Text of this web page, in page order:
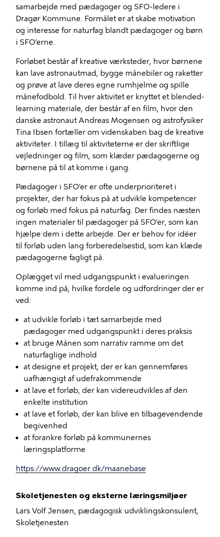
samarbejde med pædagoger og SFO-ledere i
Dragør Kommune. Formålet er at skabe motivation
og interesse for naturfag blandt pædagoger og børn
i SFO’erne.
Forløbet består af kreative værksteder, hvor børnene
kan lave astronautmad, bygge månebiler og raketter
og prøve at lave deres egne rumhjelme og spille
månefodbold. Til hver aktivitet er knyttet et blended-
learning materiale, der består af en film, hvor den
danske astronaut Andreas Mogensen og astrofysiker
Tina Ibsen fortæller om videnskaben bag de kreative
aktiviteter. I tillæg til aktiviteterne er der skriftlige
vejledninger og film, som klæder pædagogerne og
børnene på til at komme i gang.
Pædagoger i SFO’er er ofte underprioriteret i
projekter, der har fokus på at udvikle kompetencer
og forløb med fokus på naturfag. Der findes næsten
ingen materialer til pædagoger på SFO’er, som kan
hjælpe dem i dette arbejde. Der er behov for idéer
til forløb uden lang forberedelsestid, som kan klæde
pædagogerne fagligt på.
Oplægget vil med udgangspunkt i evalueringen
komme ind på, hvilke fordele og udfordringer der er
ved:
at udvikle forløb i tæt samarbejde med
pædagoger med udgangspunkt i deres praksis
at bruge Månen som narrativ ramme om det
naturfaglige indhold
at designe et projekt, der er kan gennemføres
uafhængigt af udefrakommende
at lave et forløb, der kan videreudvikles af den
enkelte institution
at lave et forløb, der kan blive en tilbagevendende
begivenhed
at forankre forløb på kommunernes
læringsplatforme
https://www.dragoer.dk/maanebase
Skoletjenesten og eksterne læringsmiljøer
Lars Volf Jensen, pædagogisk udviklingskonsulent,
Skoletjenesten